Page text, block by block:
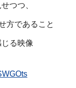
つつ、
方であること
る映像